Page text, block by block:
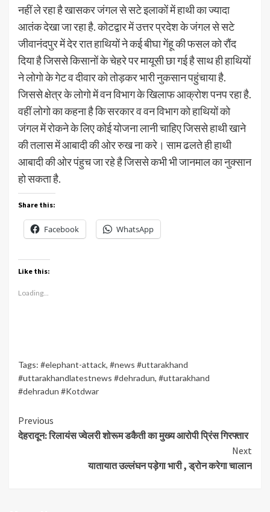
नहीं ले रहा है खासकर जंगल से सटे इलाकों में हाथी का ज्यादा
आतंक देखा जा रहा है. कोटद्वार में उत्तर प्रदेश के जंगल से सटे
जीवानंदपुर में देर रात हाथियों ने कई बीघा गेंहू की फसल को रौंद
दिया है जिससे किसानों के चेहरे पर मायूसी छा गई है साथ ही हाथियों
ने लोगो के गेट व दीवार को तोड़कर भारी नुकसान पहुंचाया है.
जिससे क्षेत्र के लोगो में वन विभाग के खिलाफ आक्रोश पनप रहा है.
वहीं लोगो का कहना है कि सरकार व वन विभाग को हाथियों को
जंगल में रोकने के लिए कोई योजना लानी चाहिए जिससे हाथी खाने
की तलास में आबादी की ओर रुख ना करे। साम ढलते ही हाथी
आबादी की ओर पंहुच जा रहे है जिससे कभी भी जानमाल का नुक्सान
हो सकता है.
Share this:
Facebook WhatsApp
Like this:
Loading...
Tags: #elephant-attack, #news #uttarakhand
#uttarakhandlatestnews #dehradun, #uttarakhand
#dehradun #Kotdwar
Continue
Reading
Previous
देहरादून: रिलायंस ज्वेलरी शोरूम डकैती का मुख्य आरोपी प्रिंस गिरफ्तार
Next
यातायात उल्लंघन पड़ेगा भारी , ड्रोन करेगा चालान